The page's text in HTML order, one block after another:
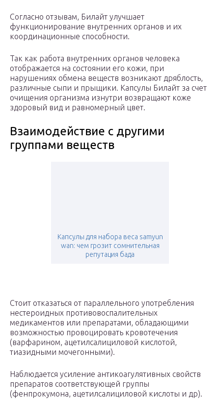
Согласно отзывам, Билайт улучшает
функционирование внутренних органов и их
координационные способности.
Так как работа внутренних органов человека
отображается на состоянии его кожи, при
нарушениях обмена веществ возникают дряблость,
различные сыпи и прыщики. Капсулы Билайт за счет
очищения организма изнутри возвращают коже
здоровый вид и равномерный цвет.
Взаимодействие с другими
группами веществ
Капсулы для набора веса samyun
wan: чем грозит сомнительная
репутация бада
Стоит отказаться от параллельного употребления
нестероидных противовоспалительных
медикаментов или препаратами, обладающими
возможностью провоцировать кровотечения
(варфарином, ацетилсалициловой кислотой,
тиазидными мочегонными).
Наблюдается усиление антикоагулятивных свойств
препаратов соответствующей группы
(фенпрокумона, ацетилсалициловой кислоты и др).